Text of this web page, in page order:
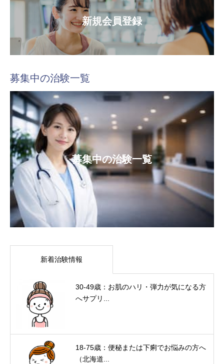
新規会員登録
募集中の治験一覧
募集中の治験一覧
新着治験情報
30-49歳：お肌のハリ・弾力が気になる方
へサプリ...
18-75歳：便秘または下痢でお悩みの方へ
（北海道...